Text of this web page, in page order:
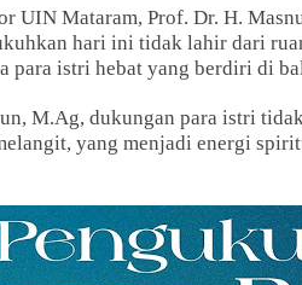
UIN Mataram, Prof. Dr. H.
hari ini tidak lahir dari
para istri hebat yang berdiri di
M.Ag, dukungan para istri
yang menjadi energi